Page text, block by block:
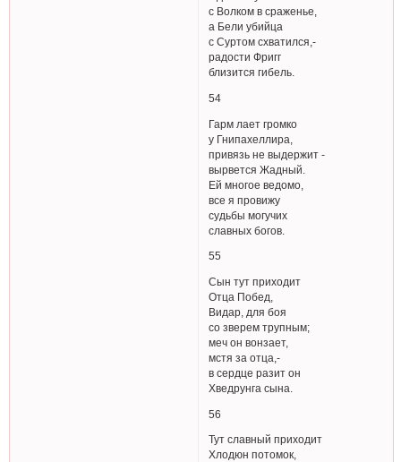
с Волком в сраженье,
а Бели убийца
с Суртом схватился,-
радости Фригг
близится гибель.
54
Гарм лает громко
у Гнипахеллира,
привязь не выдержит -
вырвется Жадный.
Ей многое ведомо,
все я провижу
судьбы могучих
славных богов.
55
Сын тут приходит
Отца Побед,
Видар, для боя
со зверем трупным;
меч он вонзает,
мстя за отца,-
в сердце разит он
Хведрунга сына.
56
Тут славный приходит
Хлодюн потомок,